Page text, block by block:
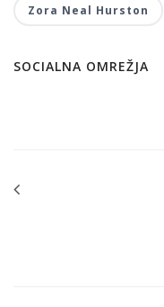
Zora Neal Hurston
SOCIALNA OMREŽJA